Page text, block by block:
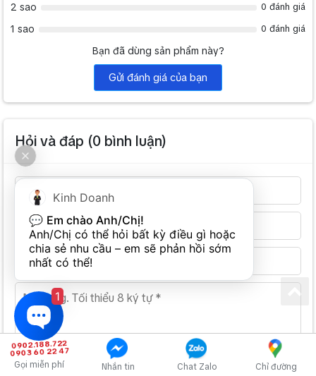
2 sao 0 đánh giá
1 sao 0 đánh giá
Bạn đã dùng sản phẩm này?
Gửi đánh giá của bạn
Hỏi và đáp (0 bình luận)
Để gửi bình luận, bạn cần nhập tối các
0902.188.722
0903 60 22 47
Gọi miễn phí Nhắn tin Chat Zalo Chỉ đường
Kinh Doanh
💬 Em chào Anh/Chị!
Anh/Chị có thể hỏi bất kỳ điều gì hoặc
chia sẻ nhu cầu – em sẽ phản hồi sớm
nhất có thể!
1